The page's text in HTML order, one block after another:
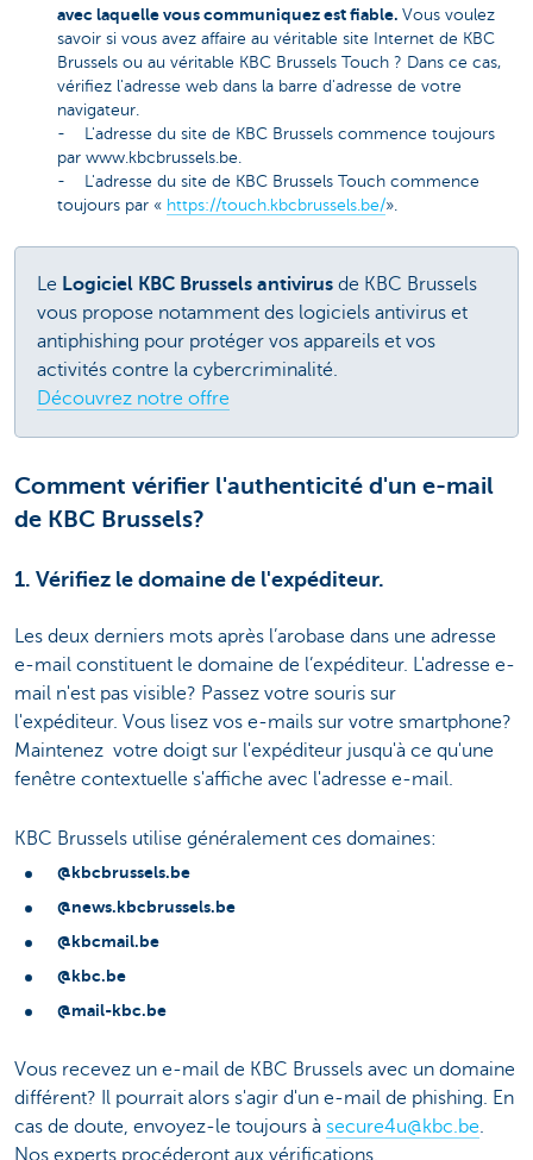
avec laquelle vous communiquez est fiable. Vous voulez
savoir si vous avez affaire au véritable site Internet de KBC
Brussels ou au véritable KBC Brussels Touch ? Dans ce cas,
vérifiez l'adresse web dans la barre d'adresse de votre
navigateur.
- L'adresse du site de KBC Brussels commence toujours
par www.kbcbrussels.be.
- L'adresse du site de KBC Brussels Touch commence
toujours par « https://touch.kbcbrussels.be/».
Le Logiciel KBC Brussels antivirus de KBC Brussels
vous propose notamment des logiciels antivirus et
antiphishing pour protéger vos appareils et vos
activités contre la cybercriminalité.
Découvrez notre offre
Comment vérifier l'authenticité d'un e-mail
de KBC Brussels?
1. Vérifiez le domaine de l'expéditeur.
Les deux derniers mots après l’arobase dans une adresse
e-mail constituent le domaine de l’expéditeur. L'adresse e-
mail n'est pas visible? Passez votre souris sur
l'expéditeur. Vous lisez vos e-mails sur votre smartphone?
Maintenez votre doigt sur l'expéditeur jusqu'à ce qu'une
fenêtre contextuelle s'affiche avec l'adresse e-mail.
KBC Brussels utilise généralement ces domaines:
@kbcbrussels.be
@news.kbcbrussels.be
@kbcmail.be
@kbc.be
@mail-kbc.be
Vous recevez un e-mail de KBC Brussels avec un domaine
différent? Il pourrait alors s'agir d'un e-mail de phishing. En
cas de doute, envoyez-le toujours à secure4u@kbc.be.
Nos experts procéderont aux vérifications.